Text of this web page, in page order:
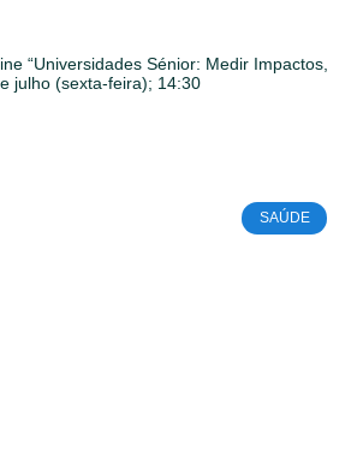
“Universidades Sénior: Medir Impactos,
julho (sexta-feira); 14:30
SAÚDE